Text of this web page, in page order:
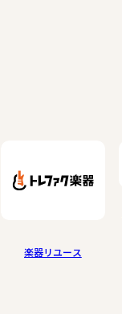
楽器リユース